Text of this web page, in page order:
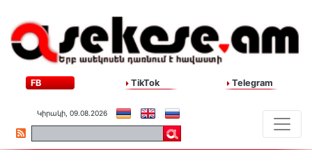
FB TikTok Telegram
Կիրակի, 09.08.2026